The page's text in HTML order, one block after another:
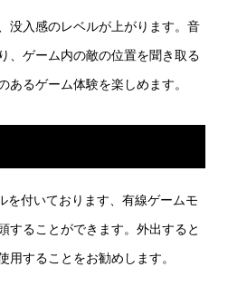
没入感のレベルが上がります。音
、ゲーム内の敵の位置を聞き取る
あるゲーム体験を楽しめます。
を付いております、有線ゲームモ
することができます。外出すると
用することをお勧めします。